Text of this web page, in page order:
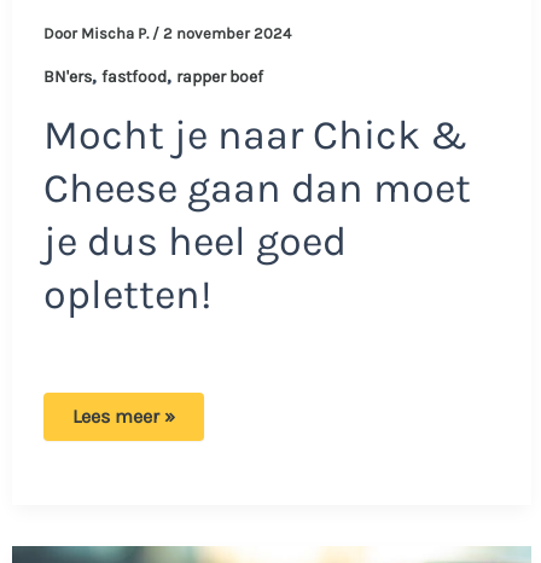
Door Mischa P. / 2 november 2024
BN'ers, fastfood, rapper boef
Mocht je naar Chick &
Cheese gaan dan moet
je dus heel goed
opletten!
Bah!
eten
Lees meer »